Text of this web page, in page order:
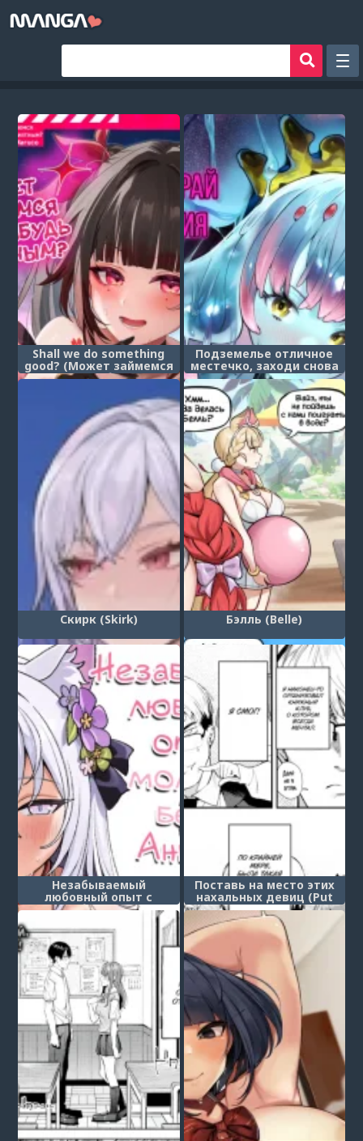
Фильтр
Авторы
Аниме хентай
Сборники манги
Sign in
Register
Shall we do something
good? (Может займемся
чем-нибудь
Подземелье отличное
местечко, заходи снова
(Dungeon is a good thing,
come again)
Скирк (Skirk) Бэлль (Belle)
Незабываемый
любовный опыт с
молочно-белым Ангелом
(Hakudaku Tenshi to no,
Torokeru You na Joukou)
Поставь на место этих
нахальных девиц (Put
Those Cheeky Gals in
Their Place)